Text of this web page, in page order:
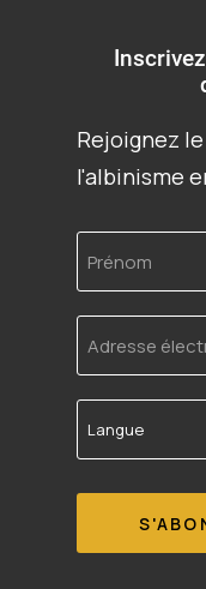
Rejoignez
l'albinisme
Prénom
Adresse
Langue